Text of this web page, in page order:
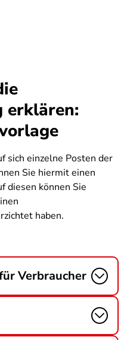
erklären:
sich einzelne Posten der
Sie hiermit einen
diesen können Sie
haben.
Verbraucher